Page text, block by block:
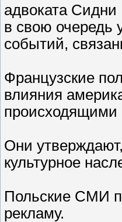
адвоката Сидни
в свою очередь
событий,
Французские
влияния
Они
культурное
Польские СМИ
рекламу.